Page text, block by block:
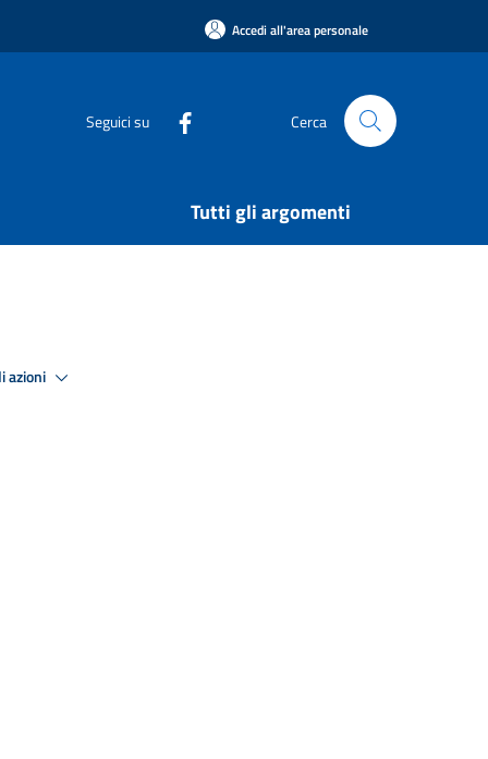
Accedi all'area personale
Seguici su Cerca
Tutti gli argomenti
azioni